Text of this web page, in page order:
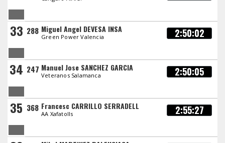
33 288 Miguel Angel DEVESA INSA
Green Power Valencia 2:50:02
34 247 Manuel Jose SANCHEZ GARCIA
Veteranos Salamanca 2:50:05
35 368 Francesc CARRILLO SERRADELL
AA Xafatolls 2:55:27